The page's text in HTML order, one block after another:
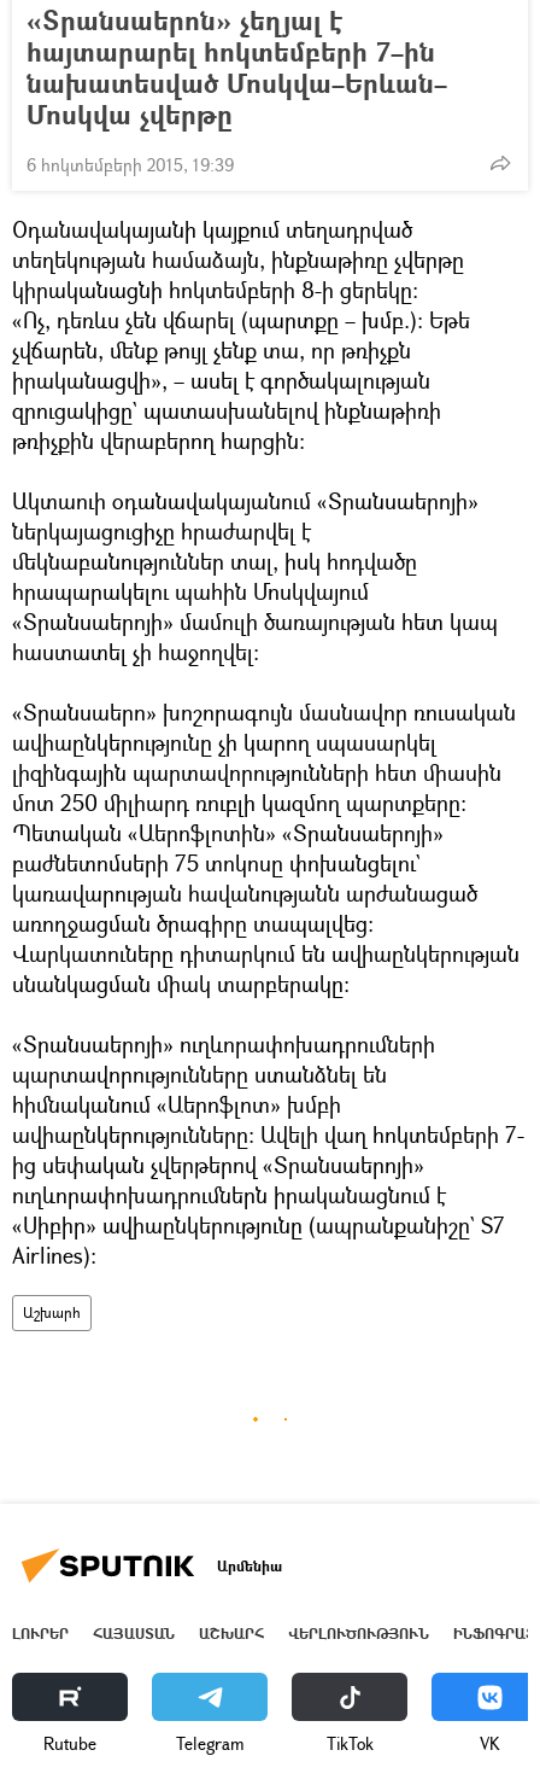
«Տրանսաերոն» չեղյալ է
հայտարարել հոկտեմբերի 7–ին
նախատեսված Մոսկվա–Երևան–
Մոսկվա չվերթը
6 հոկտեմբերի 2015, 19:39
Օդանավակայանի կայքում տեղադրված
տեղեկության համաձայն, ինքնաթիռը չվերթը
կիրականացնի հոկտեմբերի 8-ի ցերեկը։
«Ոչ, դեռևս չեն վճարել (պարտքը – խմբ.)։ Եթե
չվճարեն, մենք թույլ չենք տա, որ թռիչքն
իրականացվի», – ասել է գործակալության
զրուցակիցը` պատասխանելով ինքնաթիռի
թռիչքին վերաբերող հարցին։
Ակտաուի օդանավակայանում «Տրանսաերոյի»
ներկայացուցիչը հրաժարվել է
մեկնաբանություններ տալ, իսկ հոդվածը
հրապարակելու պահին Մոսկվայում
«Տրանսաերոյի» մամուլի ծառայության հետ կապ
հաստատել չի հաջողվել։
«Տրանսաերո» խոշորագույն մասնավոր ռուսական
ավիաընկերությունը չի կարող սպասարկել
լիզինգային պարտավորությունների հետ միասին
մոտ 250 միլիարդ ռուբլի կազմող պարտքերը:
Պետական «Աերոֆլոտին» «Տրանսաերոյի»
բաժնետոմսերի 75 տոկոսը փոխանցելու`
կառավարության հավանությանն արժանացած
առողջացման ծրագիրը տապալվեց:
Վարկատուները դիտարկում են ավիաընկերության
սնանկացման միակ տարբերակը:
«Տրանսաերոյի» ուղևորափոխադրումների
պարտավորությունները ստանձնել են
հիմնականում «Աերոֆլոտ» խմբի
ավիաընկերությունները։ Ավելի վաղ հոկտեմբերի 7-
ից սեփական չվերթերով «Տրանսաերոյի»
ուղևորափոխադրումներն իրականացնում է
«Սիբիր» ավիաընկերությունը (ապրանքանիշը` S7
Airlines)։
Աշխարհ
Արմենիա
ԼՈՒՐԵՐ ՀԱՅԱՍՏԱՆ ԱՇԽԱՐՀ ՎԵՐԼՈՒԾՈՒԹՅՈՒՆ
Rutube Telegram ТikТоk VK